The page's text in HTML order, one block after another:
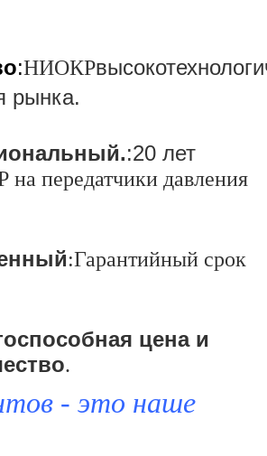
:НИОКР
рынка.
:20 лет
передатчики давления
:Гарантийный срок
цена и
.
- это наше